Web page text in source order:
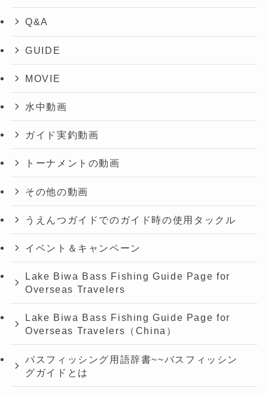
Q&A
GUIDE
MOVIE
水中動画
ガイド実釣動画
トーナメントの動画
その他の動画
うえんつガイドでのガイド時の使用タックル
イベント＆キャンペーン
Lake Biwa Bass Fishing Guide Page for
Overseas Travelers
Lake Biwa Bass Fishing Guide Page for
Overseas Travelers（China）
バスフィッシング用語辞書~~バスフィッシン
グガイドとは